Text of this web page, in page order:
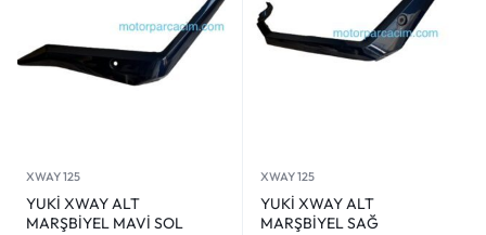
XWAY 125
YUKİ XWAY ALT
MARŞBİYEL MAVİ SOL
XWAY 125
YUKİ XWAY ALT
MARŞBİYEL SAĞ